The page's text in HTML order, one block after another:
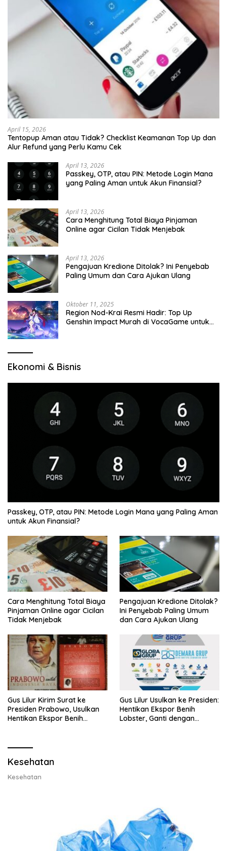
April 15, 2026
Tentopup Aman atau Tidak? Checklist Keamanan Top Up dan
Alur Refund yang Perlu Kamu Cek
April 13, 2026
Passkey, OTP, atau PIN: Metode Login Mana
yang Paling Aman untuk Akun Finansial?
April 13, 2026
Cara Menghitung Total Biaya Pinjaman
Online agar Cicilan Tidak Menjebak
April 13, 2026
Pengajuan Kredione Ditolak? Ini Penyebab
Paling Umum dan Cara Ajukan Ulang
Oktober 11, 2025
Region Nod-Krai Resmi Hadir: Top Up
Genshin Impact Murah di VocaGame untuk
Ekonomi & Bisnis
Passkey, OTP, atau PIN: Metode Login Mana yang Paling Aman
untuk Akun Finansial?
Cara Menghitung Total Biaya
Pinjaman Online agar Cicilan
Tidak Menjebak
Pengajuan Kredione Ditolak?
Ini Penyebab Paling Umum
dan Cara Ajukan Ulang
Gus Lilur Kirim Surat ke
Presiden Prabowo, Usulkan
Hentikan Ekspor Benih
Gus Lilur Usulkan ke Presiden:
Hentikan Ekspor Benih
Lobster, Ganti dengan
Kesehatan
Kesehatan